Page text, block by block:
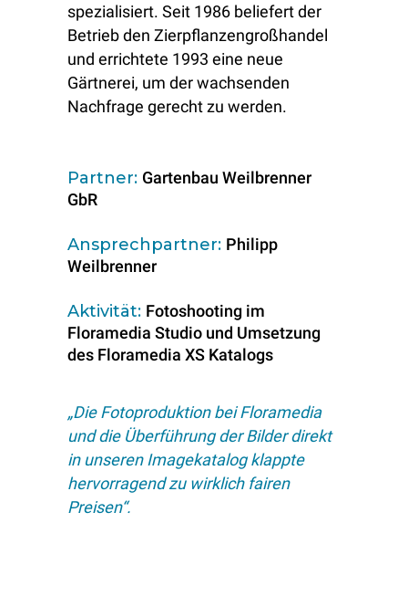
spezialisiert. Seit 1986 beliefert der
Betrieb den Zierpflanzengroßhandel
und errichtete 1993 eine neue
Gärtnerei, um der wachsenden
Nachfrage gerecht zu werden.
Partner: Gartenbau Weilbrenner
GbR
Ansprechpartner: Philipp
Weilbrenner
Aktivität: Fotoshooting im
Floramedia Studio und Umsetzung
des Floramedia XS Katalogs
„Die Fotoproduktion bei Floramedia
und die Überführung der Bilder direkt
in unseren Imagekatalog klappte
hervorragend zu wirklich fairen
Preisen“.